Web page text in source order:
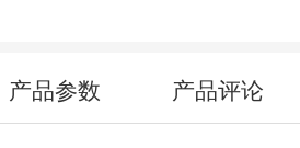
产品参数 产品评论